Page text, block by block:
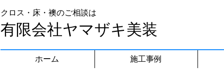
クロス・床・襖のご相談は
有限会社ヤマザキ美装
ホーム 施工事例